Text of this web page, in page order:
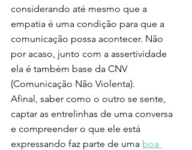
considerando até mesmo que a
empatia é uma condição para que a
comunicação possa acontecer. Não
por acaso, junto com a assertividade
ela é também base da CNV
(Comunicação Não Violenta).
Afinal, saber como o outro se sente,
captar as entrelinhas de uma conversa
e compreender o que ele está
expressando faz parte de uma boa